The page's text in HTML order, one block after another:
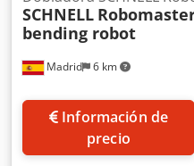
Madrid 6 km
SCHNELL
bending robot
Información de
precio